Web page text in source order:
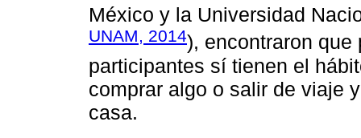
México y la Universidad
UNAM, 2014), encontraron
participantes sí tienen el
comprar algo o salir de viaje
casa.